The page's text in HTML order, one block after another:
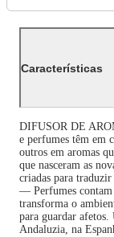
Características
DIFUSOR DE
e perfumes têm em
outros em aromas
que nasceram as
criadas para traduzir
— Perfumes contam
transforma o
para guardar afetos.
Andaluzia, na